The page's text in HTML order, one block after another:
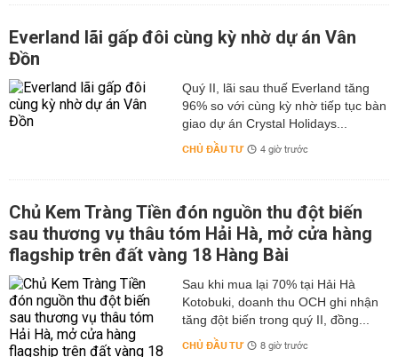
Everland lãi gấp đôi cùng kỳ nhờ dự án Vân
Đồn
Quý II, lãi sau thuế Everland tăng
96% so với cùng kỳ nhờ tiếp tục bàn
giao dự án Crystal Holidays...
CHỦ ĐẦU TƯ 4 giờ trước
Chủ Kem Tràng Tiền đón nguồn thu đột biến
sau thương vụ thâu tóm Hải Hà, mở cửa hàng
flagship trên đất vàng 18 Hàng Bài
Sau khi mua lại 70% tại Hải Hà
Kotobuki, doanh thu OCH ghi nhận
tăng đột biến trong quý II, đồng...
CHỦ ĐẦU TƯ 8 giờ trước